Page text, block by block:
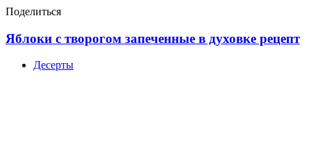
Поделиться
Яблоки с творогом запеченные в духовке рецепт
Десерты